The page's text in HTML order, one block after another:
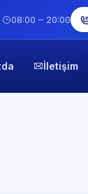
08:00 – 20:00
İletişim